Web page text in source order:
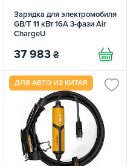
Зарядка для электромобиля
GB/T 11 кВт 16A 3-фази Air
ChargeU
37 983 ₴
ДЛЯ АВТО ИЗ КИТАЯ